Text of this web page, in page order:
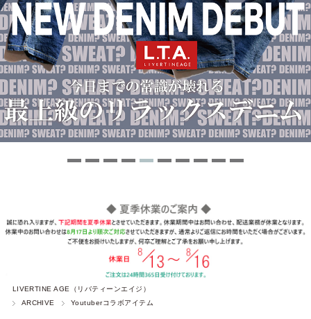
LIVERTINE AGE（リバティーンエイジ）
ARCHIVE
Youtuberコラボアイテム